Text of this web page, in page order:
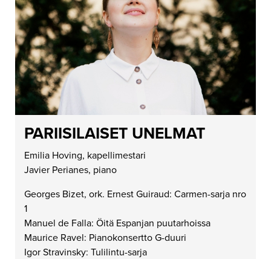
PARIISILAISET UNELMAT
Emilia Hoving, kapellimestari
Javier Perianes, piano
Georges Bizet, ork. Ernest Guiraud: Carmen-sarja nro
1
Manuel de Falla: Öitä Espanjan puutarhoissa
Maurice Ravel: Pianokonsertto G-duuri
Igor Stravinsky: Tulilintu-sarja